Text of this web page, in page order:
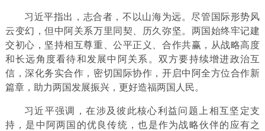
习近平指出，志合者，不以山海为远。尽管国际形势风
云变幻，但中阿关系万里同契、历久弥坚。两国始终牢记建
交初心，坚持相互尊重、公平正义、合作共赢，从战略高度
和长远角度看待和发展中阿关系。双方要持续增进政治互
信，深化务实合作，密切国际协作，开启中阿全方位合作新
篇章，助力两国发展振兴，更好造福两国人民。
习近平强调，在涉及彼此核心利益问题上相互坚定支
持，是中阿两国的优良传统，也是作为战略伙伴的应有之